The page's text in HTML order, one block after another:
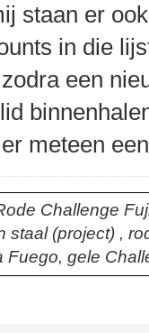
staan er
in die
een
meteen
Challenge
staal (project) ,
Fuego, gele